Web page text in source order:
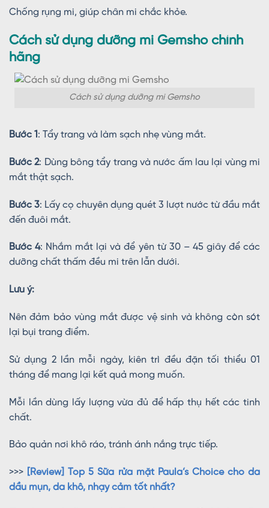
Chống rụng mi, giúp chân mi chắc khỏe.
Cách sử dụng dưỡng mi Gemsho chính
hãng
Cách sử dụng dưỡng mi Gemsho
Bước 1 : Tẩy trang và làm sạch nhẹ vùng mắt.
Bước 2: Dùng bông tẩy trang và nước ấm lau lại vùng mi
mắt thật sạch.
Bước 3: Lấy cọ chuyên dụng quét 3 lượt nước từ đầu mắt
đến đuôi mắt.
Bước 4: Nhắm mắt lại và để yên từ 30 – 45 giây để các
dưỡng chất thấm đều mi trên lẫn dưới.
Lưu ý:
Nên đảm bảo vùng mắt được vệ sinh và không còn sót
lại bụi trang điểm.
Sử dụng 2 lần mỗi ngày, kiên trì đều đặn tối thiểu 01
tháng để mang lại kết quả mong muốn.
Mỗi lần dùng lấy lượng vừa đủ để hấp thụ hết các tinh
chất.
Bảo quản nơi khô ráo, tránh ánh nắng trực tiếp.
>>> [Review] Top 5 Sữa rửa mặt Paula’s Choice cho da
dầu mụn, da khô, nhạy cảm tốt nhất?